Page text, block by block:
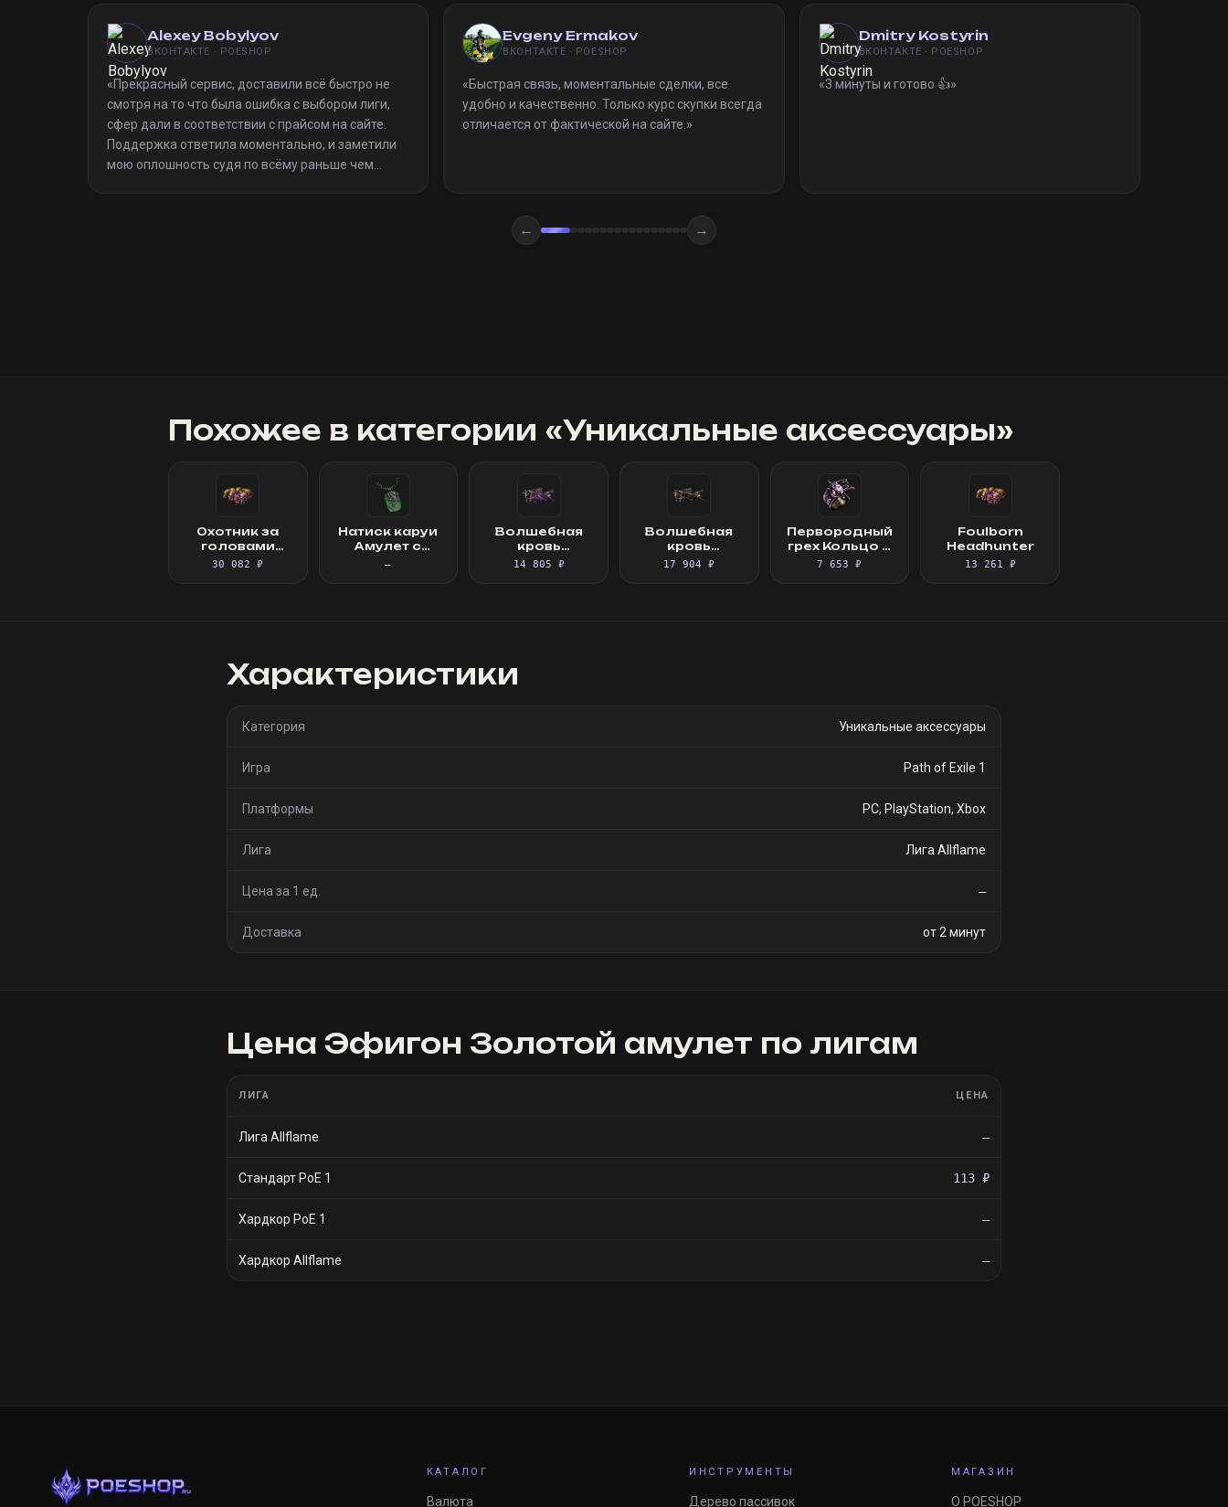
Alexey Bobylyov
ВКОНТАКТЕ · POESHOP
«Прекрасный сервис, доставили всё быстро не
смотря на то что была ошибка с выбором лиги,
сфер дали в соответствии с прайсом на сайте.
Поддержка ответила моментально, и заметили
мою оплошность судя по всёму раньше чем
Evgeny Ermakov
ВКОНТАКТЕ · POESHOP
«Быстрая связь, моментальные сделки, все
удобно и качественно. Только курс скупки всегда
отличается от фактической на сайте. »
Dmitry Kostyrin
ВКОНТАКТЕ · POESHOP
«3 минуты и готово 👍»
← →
Похожее в категории «Уникальные аксессуары»
Охотник за
головами
Ремень
30 082 ₽
Натиск каруи
Амулет с
—
Волшебная
кровь
Широкий
14 805 ₽
Волшебная
кровь
Широкий
17 904 ₽
Первородный
грех Кольцо с
аметистом
7 653 ₽
Foulborn
Headhunter
13 261 ₽
Характеристики
Категория Уникальные аксессуары
Игра Path of Exile 1
Платформы PC, PlayStation, Xbox
Лига Лига Allflame
Цена за 1 ед. —
Доставка от 2 минут
Цена Эфигон Золотой амулет по лигам
ЛИГА ЦЕНА
Лига Allflame —
Стандарт PoE 1 113 ₽
Хардкор PoE 1 —
Хардкор Allflame —
КАТАЛОГ
Валюта
ИНСТРУМЕНТЫ
Дерево пассивок
МАГАЗИН
О POESHOP